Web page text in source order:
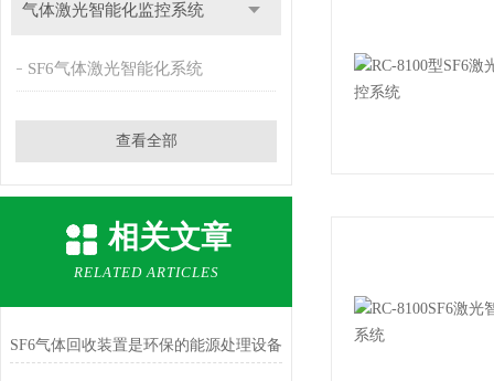
气体激光智能化监控系统
SF6气体激光智能化系统
查看全部
相关文章
RELATED ARTICLES
SF6气体回收装置是环保的能源处理设备